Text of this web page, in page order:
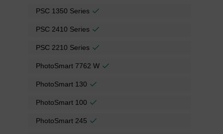
PSC 1350 Series
PSC 2410 Series
PSC 2210 Series
PhotoSmart 7762 W
PhotoSmart 130
PhotoSmart 100
PhotoSmart 245